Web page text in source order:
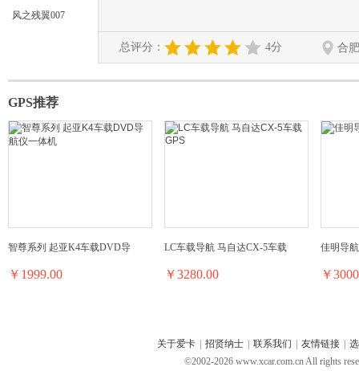
风之残翼007
总评分： 4分 合
GPS推荐
智尊系列 起亚K4车载DVD导
￥1999.00
LC车载导航 马自达CX-5车载
￥3280.00
佳明导
￥
关于爱卡 招贤纳士 联系我们 友情链接
©2002-2026 www.xcar.com.cn All rights